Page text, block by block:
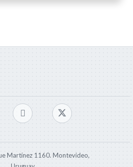
Martínez 1160. Montevideo,